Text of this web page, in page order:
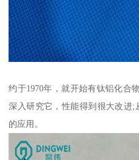
约于1970年，就开始有钛铝化合
深入研究它，性能得到很大改进;
的应用。